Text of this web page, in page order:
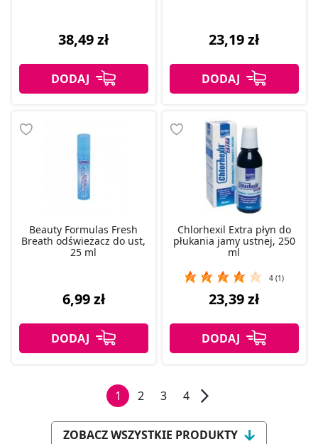
38,49 zł 23,19 zł
Beauty Formulas Fresh
Breath odświeżacz do ust,
25 ml
6,99 zł
Chlorhexil Extra płyn do
płukania jamy ustnej, 250
ml
4 (1)
23,39 zł
1 2 3 4
ZOBACZ WSZYSTKIE PRODUKTY